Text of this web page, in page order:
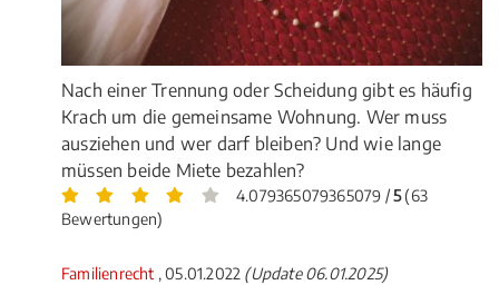
Nach einer Trennung oder Scheidung gibt es häufig
Krach um die gemeinsame Wohnung. Wer muss
ausziehen und wer darf bleiben? Und wie lange
müssen beide Miete bezahlen?
4.079365079365079 /5(63
Bewertungen)
Familienrecht , 05.01.2022 (Update 06.01.2025)